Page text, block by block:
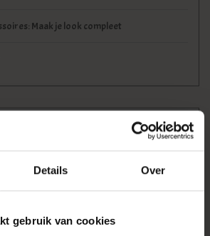
Details Over
gebruik van cookies
Maak je look compleet